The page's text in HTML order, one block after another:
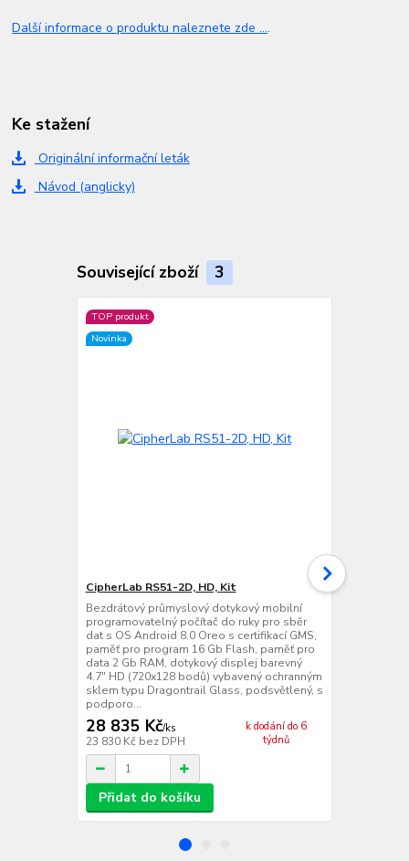
Další informace o produktu naleznete zde ....
Ke stažení
Originální informační leták
Návod (anglicky)
Související zboží 3
TOP produkt
Novinka
CipherLab RS51-2D, HD, Kit
Bezdrátový průmyslový dotykový mobilní
programovatelný počítač do ruky pro sběr
dat s OS Android 8.0 Oreo s certifikací GMS,
paměť pro program 16 Gb Flash, paměť pro
data 2 Gb RAM, dotykový displej barevný
4.7" HD (720x128 bodů) vybavený ochranným
sklem typu Dragontrail Glass, podsvětlený, s
podporo...
28 835 Kč/ks
23 830 Kč bez DPH
k dodání do 6
týdnů
Přidat do košíku
CipherLab